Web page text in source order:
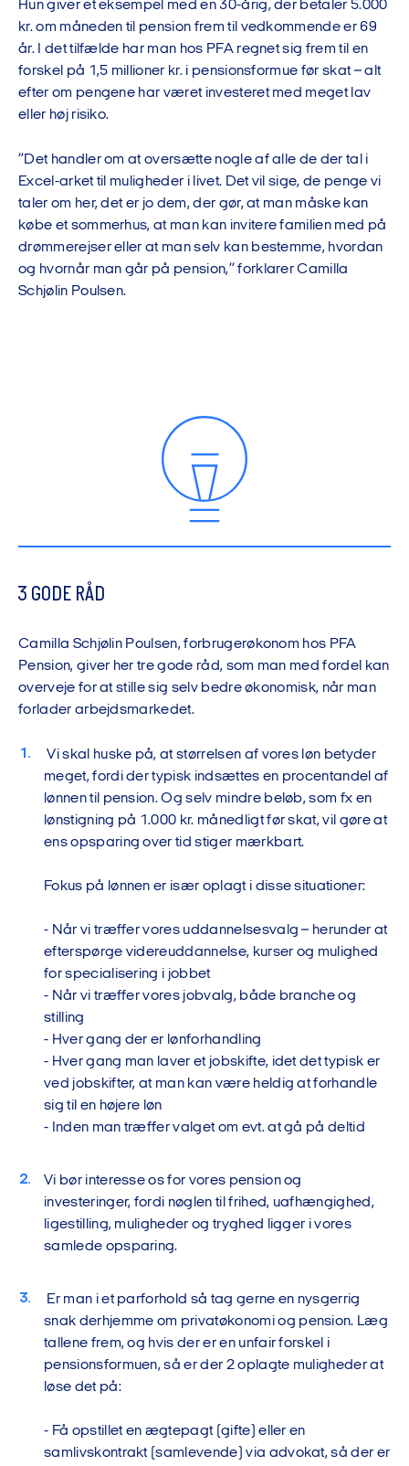
Hun giver et eksempel med en 30-årig, der betaler 5.000
kr. om måneden til pension frem til vedkommende er 69
år. I det tilfælde har man hos PFA regnet sig frem til en
forskel på 1,5 millioner kr. i pensionsformue før skat – alt
efter om pengene har været investeret med meget lav
eller høj risiko.
”Det handler om at oversætte nogle af alle de der tal i
Excel-arket til muligheder i livet. Det vil sige, de penge vi
taler om her, det er jo dem, der gør, at man måske kan
købe et sommerhus, at man kan invitere familien med på
drømmerejser eller at man selv kan bestemme, hvordan
og hvornår man går på pension,” forklarer Camilla
Schjølin Poulsen.
3 GODE RÅD
Camilla Schjølin Poulsen, forbrugerøkonom hos PFA
Pension, giver her tre gode råd, som man med fordel kan
overveje for at stille sig selv bedre økonomisk, når man
forlader arbejdsmarkedet.
Vi skal huske på, at størrelsen af vores løn betyder
meget, fordi der typisk indsættes en procentandel af
lønnen til pension. Og selv mindre beløb, som fx en
lønstigning på 1.000 kr. månedligt før skat, vil gøre at
ens opsparing over tid stiger mærkbart.
Fokus på lønnen er især oplagt i disse situationer:
- Når vi træffer vores uddannelsesvalg – herunder at
efterspørge videreuddannelse, kurser og mulighed
for specialisering i jobbet
- Når vi træffer vores jobvalg, både branche og
stilling
- Hver gang der er lønforhandling
- Hver gang man laver et jobskifte, idet det typisk er
ved jobskifter, at man kan være heldig at forhandle
sig til en højere løn
- Inden man træffer valget om evt. at gå på deltid
Vi bør interesse os for vores pension og
investeringer, fordi nøglen til frihed, uafhængighed,
ligestilling, muligheder og tryghed ligger i vores
samlede opsparing.
Er man i et parforhold så tag gerne en nysgerrig
snak derhjemme om privatøkonomi og pension. Læg
tallene frem, og hvis der er en unfair forskel i
pensionsformuen, så er der 2 oplagte muligheder at
løse det på:
- Få opstillet en ægtepagt (gifte) eller en
samlivskontrakt (samlevende) via advokat, så der er